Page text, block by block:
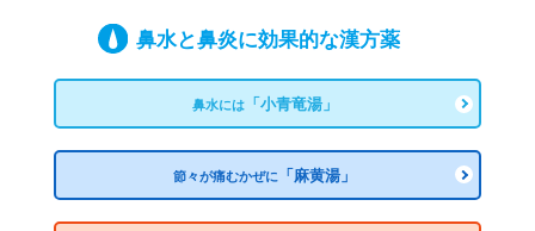
鼻水と鼻炎に効果的な漢方薬
鼻水には「小青竜湯」
節々が痛むかぜに 「麻黄湯」